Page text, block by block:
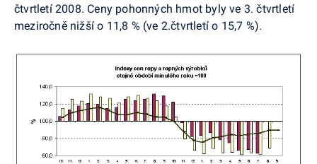
čtvrtletí 2008. Ceny pohonných hmot byly ve 3. čtvrtletí
meziročně nižší o 11,8 % (ve 2.čtvrtletí o 15,7 %).